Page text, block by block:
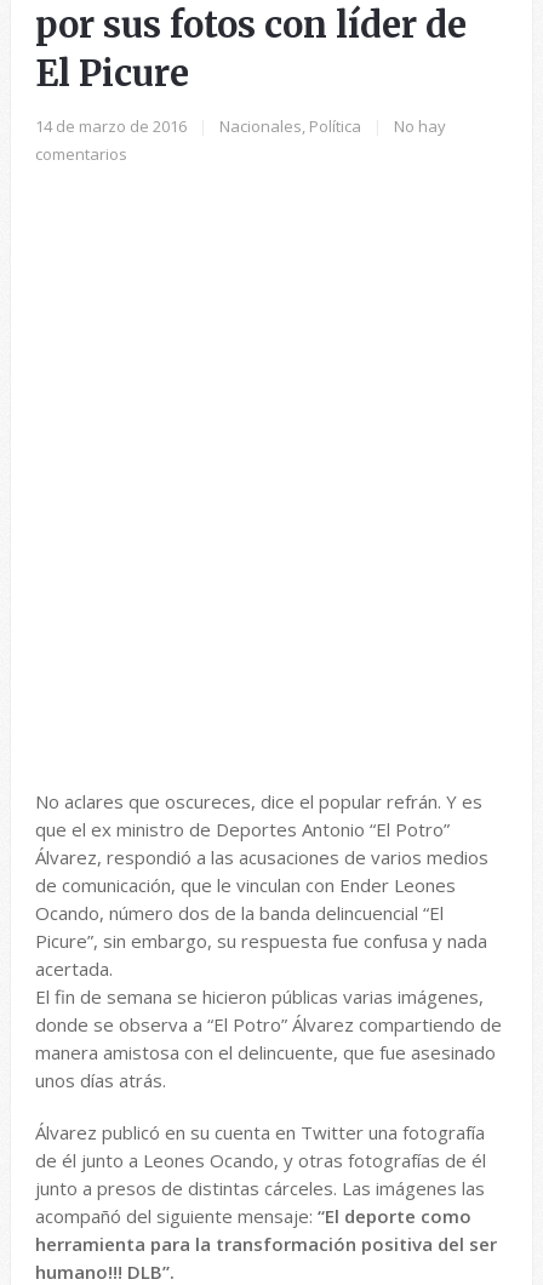
por sus fotos con líder de
El Picure
14 de marzo de 2016 Nacionales, Política
No hay
comentarios
No aclares que oscureces, dice el popular refrán. Y es
que el ex ministro de Deportes Antonio “El Potro”
Álvarez, respondió a las acusaciones de varios medios
de comunicación, que le vinculan con Ender Leones
Ocando, número dos de la banda delincuencial “El
Picure”, sin embargo, su respuesta fue confusa y nada
acertada.
El fin de semana se hicieron públicas varias imágenes,
donde se observa a “El Potro” Álvarez compartiendo de
manera amistosa con el delincuente, que fue asesinado
unos días atrás.
Álvarez publicó en su cuenta en Twitter una fotografía
de él junto a Leones Ocando, y otras fotografías de él
junto a presos de distintas cárceles. Las imágenes las
acompañó del siguiente mensaje: “El deporte como
herramienta para la transformación positiva del ser
humano!!! DLB”.